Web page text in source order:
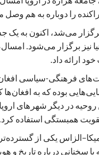
را دوباره به هم وصل
می‌شد، اکنون به
نیز برگزار می‌شود.
ارائه داد.
فرهنگی-سیاسی
بوده که به
در دیگر شهرهای
همبستگی استفاده کرد.
یکی از
سخنانی درباره تاریخ و